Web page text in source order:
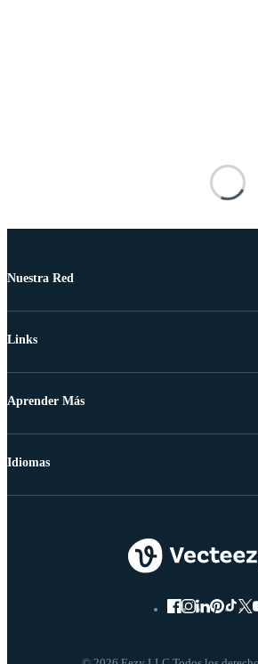
Nuestra Red
Links
Aprender Más
Idiomas